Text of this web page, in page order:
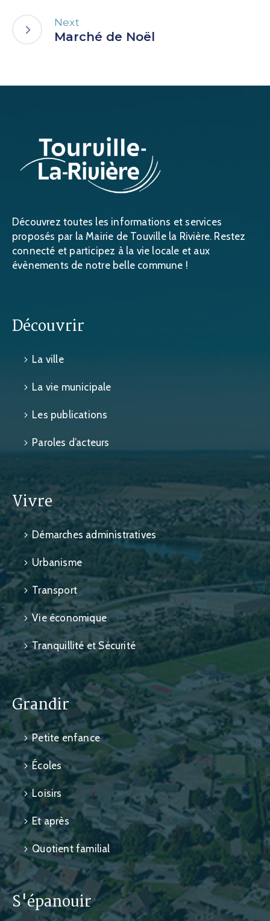
Next
Marché de Noël
Découvrez toutes les informations et services
proposés par la Mairie de Touville la Rivière. Restez
connecté et participez à la vie locale et aux
évènements de notre belle commune !
Découvrir
La ville
La vie municipale
Les publications
Paroles d’acteurs
Vivre
Démarches administratives
Urbanisme
Transport
Vie économique
Tranquillité et Sécurité
Grandir
Petite enfance
Écoles
Loisirs
Et après
Quotient familial
S'épanouir